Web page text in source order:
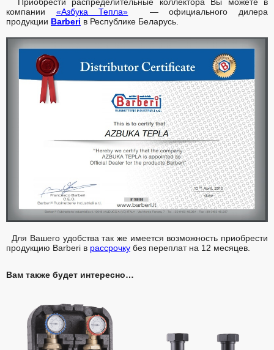
Приобрести распределительные коллектора
Вы можете в
компании «Азбука Тепла» — официального дилера
продукции Barberi в Республике Беларусь.
Для Вашего удобства так же имеется возможность приобрести
продукцию Barberi в рассрочку без переплат на 12 месяцев.
Вам также будет интересно…